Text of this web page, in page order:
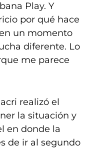
Play. Y
por qué hace
un momento
diferente. Lo
me parece
realizó el
la situación y
en donde la
de ir al segundo